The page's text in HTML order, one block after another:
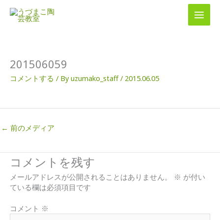
201506059
コメントする / Byuzumako_staff/ 2015.06.05
← 前のメディア
コメントを残す
メールアドレスが公開されることはありません。 ※ が付い
ている欄は必須項目です
コメント ※